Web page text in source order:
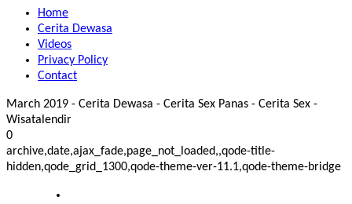
Home
Cerita Dewasa
Videos
Privacy Policy
Contact
March 2019 - Cerita Dewasa - Cerita Sex Panas - Cerita Sex -
Wisatalendir
0
archive,date,ajax_fade,page_not_loaded,,qode-title-
hidden,qode_grid_1300,qode-theme-ver-11.1,qode-theme-bridge